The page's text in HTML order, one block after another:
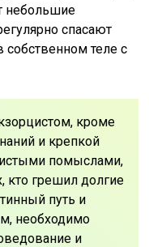
небольшие
спасают
теле с
кроме
и крепкой
помыслами,
кто грешил долгие
путь и
необходимо
и